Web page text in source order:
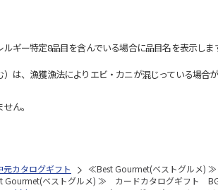
ギー特定8品目を含んでいる場合に品目名を表示しま
、漁獲漁法によりエビ・カニが混じっている場合
ん。
元カタログギフト
≪Best Gourmet(ベストグルメ)
Gourmet(ベストグルメ) ≫ カードカタログギフト